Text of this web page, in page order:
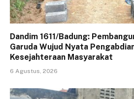
Dandim 1611/Badung:
Garuda Wujud Nyata
Kesejahteraan Masyarakat
6 Agustus, 2026